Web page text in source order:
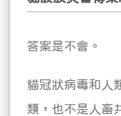
答案是不會。
貓冠狀病毒和人
類，也不是人畜